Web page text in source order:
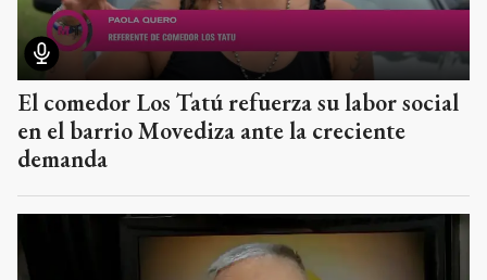
El comedor Los Tatú refuerza su labor social
en el barrio Movediza ante la creciente
demanda